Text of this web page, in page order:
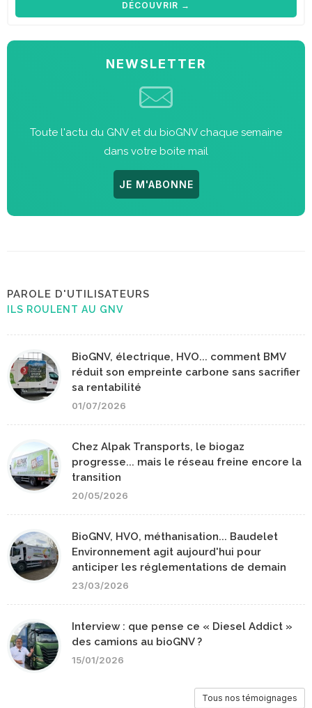
DÉCOUVRIR →
NEWSLETTER
Toute l'actu du GNV et du bioGNV chaque semaine
dans votre boite mail
JE M'ABONNE
PAROLE D'UTILISATEURS
ILS ROULENT AU GNV
BioGNV, électrique, HVO... comment BMV
réduit son empreinte carbone sans sacrifier
sa rentabilité
01/07/2026
Chez Alpak Transports, le biogaz
progresse... mais le réseau freine encore la
transition
20/05/2026
BioGNV, HVO, méthanisation... Baudelet
Environnement agit aujourd'hui pour
anticiper les réglementations de demain
23/03/2026
Interview : que pense ce « Diesel Addict »
des camions au bioGNV ?
15/01/2026
Tous nos témoignages